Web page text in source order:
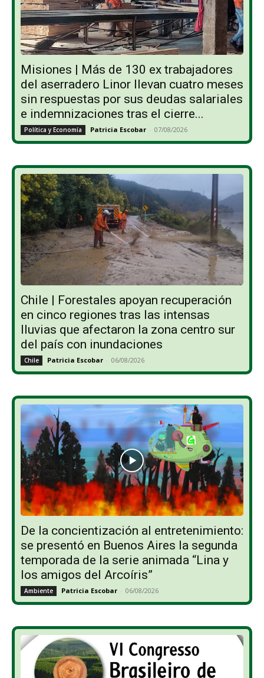
Misiones | Más de 130 ex trabajadores
del aserradero Linor llevan cuatro meses
sin respuestas por sus deudas salariales
e indemnizaciones tras el cierre...
Política y Economía Patricia Escobar - 07/08/2026
Chile | Forestales apoyan recuperación
en cinco regiones tras las intensas
lluvias que afectaron la zona centro sur
del país con inundaciones
Chile Patricia Escobar - 06/08/2026
De la concientización al entretenimiento:
se presentó en Buenos Aires la segunda
temporada de la serie animada “Lina y
los amigos del Arcoíris”
Ambiente Patricia Escobar - 06/08/2026